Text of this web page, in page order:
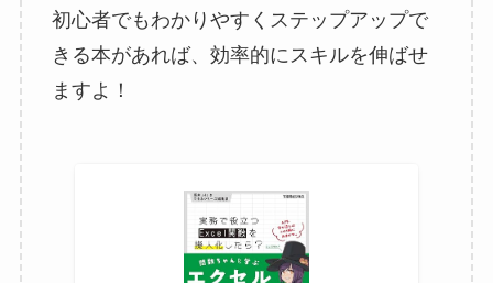
初心者でもわかりやすくステップアップで
きる本があれば、効率的にスキルを伸ばせ
ますよ！